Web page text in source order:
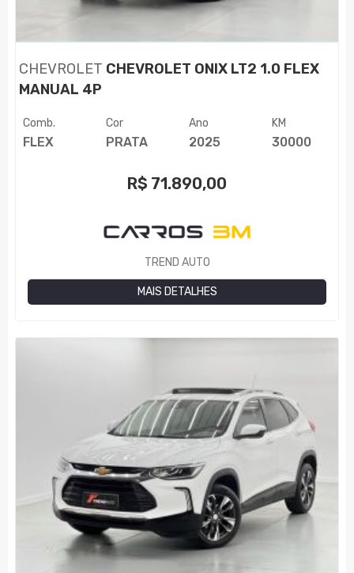
CHEVROLET CHEVROLET ONIX LT2 1.0 FLEX
MANUAL 4P
Comb.
FLEX
Cor
PRATA
Ano
2025
KM
30000
R$ 71.890,00
TREND AUTO
MAIS DETALHES